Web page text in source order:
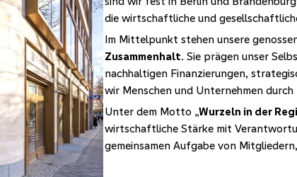
die wirtschaftliche und
Im Mittelpunkt stehen unsere
Zusammenhalt. Sie prägen unser
nachhaltigen Finanzierungen,
wir Menschen und Unternehmen durch
Unter dem Motto „Wurzeln in der
wirtschaftliche Stärke mit
gemeinsamen Aufgabe von